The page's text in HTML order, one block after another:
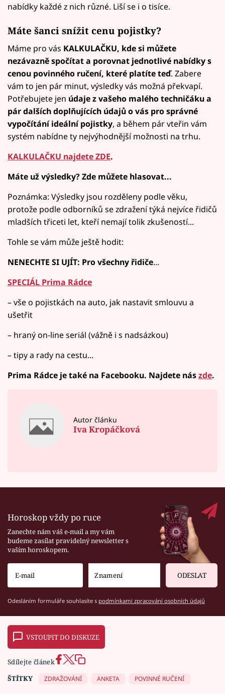
nabídky každé z nich různé. Liší se i o tisíce.
Máte šanci snížit cenu pojistky?
Máme pro vás KALKULAČKU, kde si můžete
nezávazně spočítat a porovnat jednotlivé nabídky s
cenou povinného ručení, které platíte teď. Zabere
vám to jen pár minut, výsledky vás možná překvapí.
Potřebujete jen údaje z vašeho malého techničáku a
pár dalších doplňujících údajů o vás pro správné
vypočítání ideální pojistky, a během pár vteřin vám
systém nabídne ty nejvýhodnější možnosti na trhu.
KALKULAČKU najdete ZDE.
Máte už výsledky? Zde můžete hlasovat...
Poznámka: Výsledky jsou rozděleny podle věku,
protože podle odborníků se zdražení týká nejvíce řidičů
mladších třiceti let, kteří nemají tolik zkušeností...
Tohle se vám může ještě hodit:
NENECHTE SI UJÍT: Pro všechny řidiče...
SPECIÁL Prima Rádce
– vše o pojistkách na auto, jak nastavit smlouvu a
ušetřit
– hraný on-line seriál (vážně i s nadsázkou)
– tipy a rady na cestu...
Prima Rádce je také na Facebooku. Najdete nászde.
Autor článku
Iva Kropáčková
Horoskop vždy po ruce
Zanechte nám váš e-mail a my vám
budeme zasílat pravidelný newsletter s
vaším horoskopem.
ODESLAT
Odesláním formuláře souhlasíte s podmínkami zpracování osobních údajů
VSTOUPIT DO DISKUZE
Sdílejte článek
ŠTÍTKY
ZDRAŽOVÁNÍ ANKETA POVINNÉ RUČENÍ